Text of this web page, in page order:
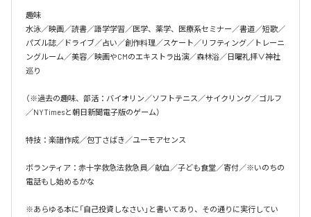
趣味
水泳／映画／読書／語学学習／医学、薬学、医療系セミナー／書道／短歌／
パズル誌／ドライブ／占い／創作料理／スケート／リフティング／トレーニ
ングルーム／美容／映画やCMのエキストラ出演／森林浴／日曜礼拝∨神社
巡り
（※過去の趣味、部活：バイオリン／ソフトテニス／サイクリング／ゴルフ
／NYTimesと朝日新聞電子版のゲーム）
特技：楽譜作成／包丁さばき／ユーモアセンス
ボランティア：赤十字救急法救急員／献血／子ども食堂／寄付／※いのちの
電話もし始めるかな
※あらゆる本に「自己投資しなさい」と書いてあり、その通りに実行してい